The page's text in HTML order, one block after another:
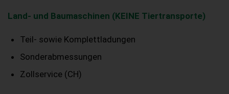
Land- und Baumaschinen (KEINE Tiertransporte)
Teil- sowie Komplettladungen
Sonderabmessungen
Zollservice (CH)